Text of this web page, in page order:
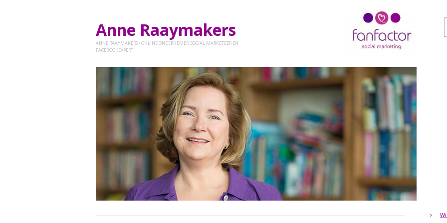
Anne Raaymakers
ANNE RAAYMAKERS - ONLINE ONDERNEMER, SOCIAL MARKETEER EN
FACEBOOKEXPERT